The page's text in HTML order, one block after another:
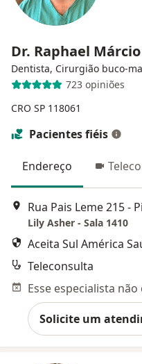
Dr. Raphael
Dentista, Cirurgião buco-
723 opiniões
CRO SP 118061
Pacientes fiéis
Endereço
Rua Pais Leme 215 -
Lily Asher - Sala 1410
Aceita Sul América
Teleconsulta
Solicite um